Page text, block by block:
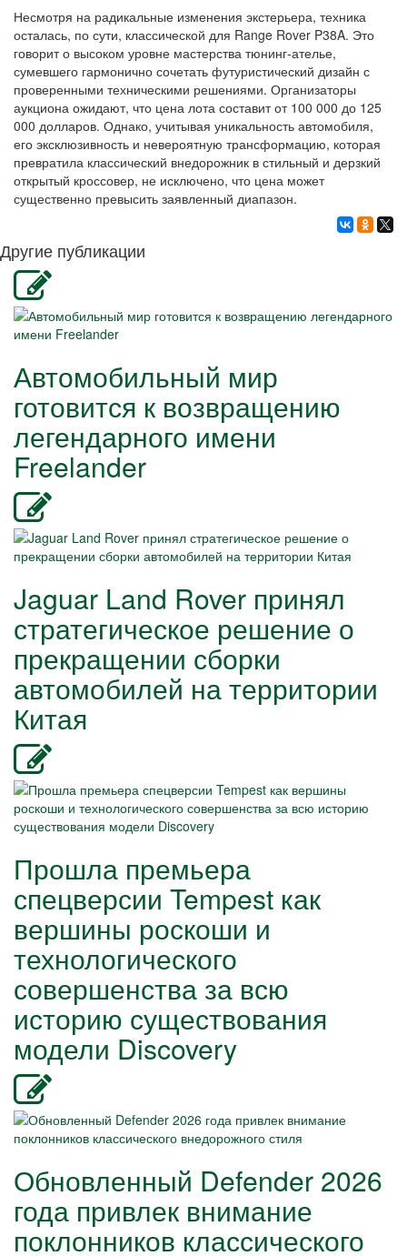
Несмотря на радикальные изменения экстерьера, техника
осталась, по сути, классической для Range Rover P38A. Это
говорит о высоком уровне мастерства тюнинг-ателье,
сумевшего гармонично сочетать футуристический дизайн с
проверенными техническими решениями. Организаторы
аукциона ожидают, что цена лота составит от 100 000 до 125
000 долларов. Однако, учитывая уникальность автомобиля,
его эксклюзивность и невероятную трансформацию, которая
превратила классический внедорожник в стильный и дерзкий
открытый кроссовер, не исключено, что цена может
существенно превысить заявленный диапазон.
Другие публикации
Автомобильный мир
готовится к возвращению
легендарного имени
Freelander
Jaguar Land Rover принял
стратегическое решение о
прекращении сборки
автомобилей на территории
Китая
Прошла премьера
спецверсии Tempest как
вершины роскоши и
технологического
совершенства за всю
историю существования
модели Discovery
Обновленный Defender 2026
года привлек внимание
поклонников классического